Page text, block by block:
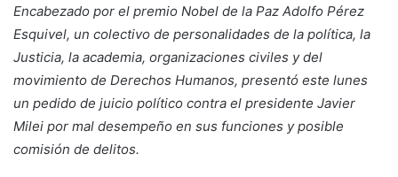
Encabezado por el premio Nobel de la Paz Adolfo Pérez
Esquivel, un colectivo de personalidades de la política, la
Justicia, la academia, organizaciones civiles y del
movimiento de Derechos Humanos, presentó este lunes
un pedido de juicio político contra el presidente Javier
Milei por mal desempeño en sus funciones y posible
comisión de delitos.